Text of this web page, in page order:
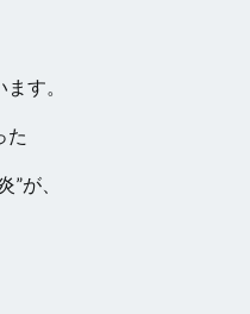
す。
た
が、